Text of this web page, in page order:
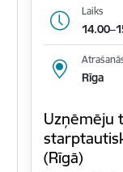
Laiks
Rīga
Uzņēmēju
(Rīgā)